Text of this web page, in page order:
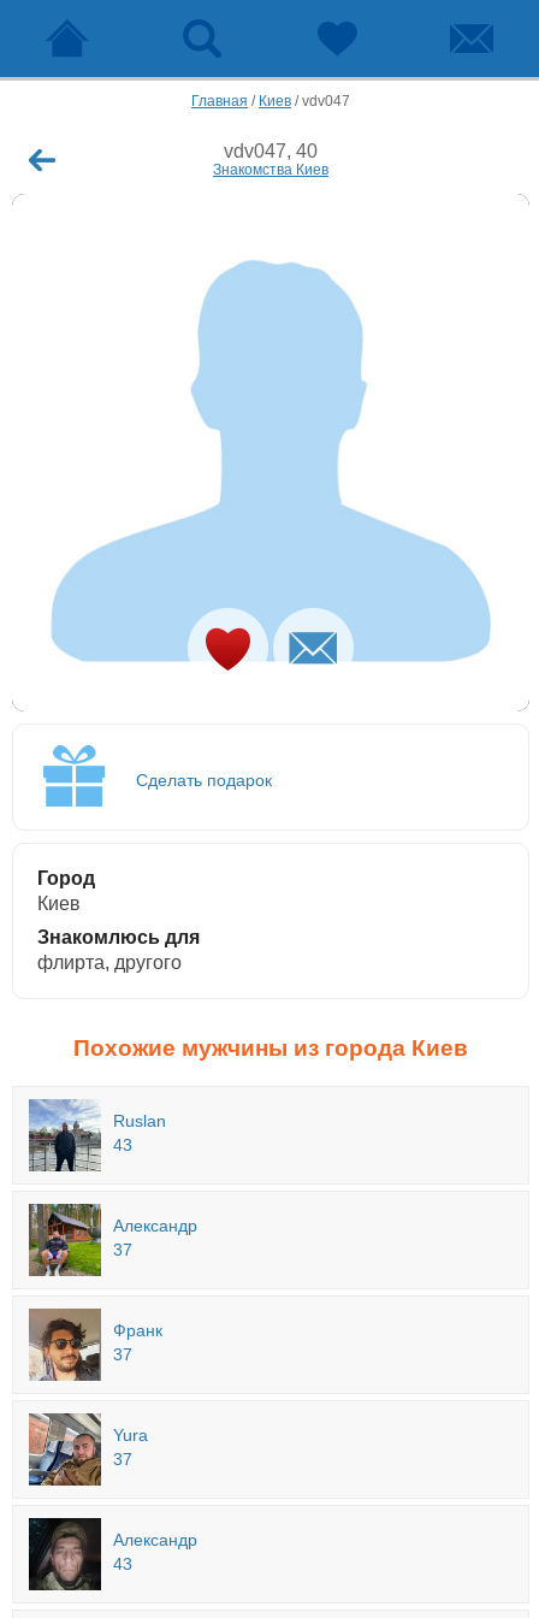
Главная / Киев /vdv047
vdv047, 40
Знакомства Киев
Сделать подарок
Город
Киев
Знакомлюсь для
флирта, другого
Похожие мужчины из города Киев
Ruslan
43
Александр
37
Франк
37
Yura
37
Александр
43